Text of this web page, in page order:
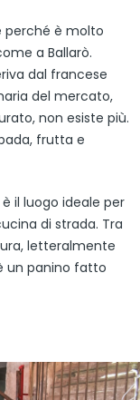
perché è molto
a Ballarò.
dal francese
del mercato,
non esiste più.
frutta e
il luogo ideale per
di strada. Tra
letteralmente
un panino fatto